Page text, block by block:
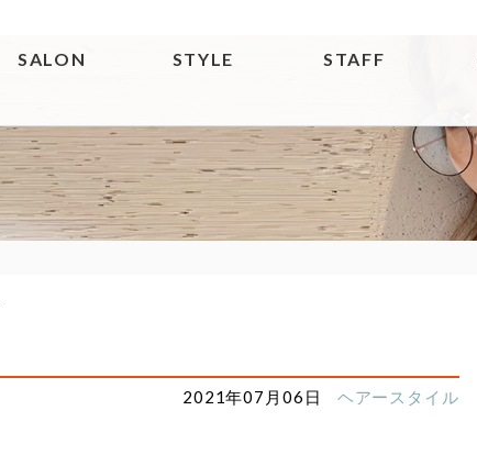
SALON STYLE STAFF
2021年07月06日 ヘアースタイル